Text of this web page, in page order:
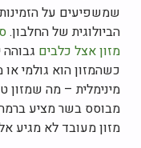
שמשפיעים על הזמינות
הביולוגית של החלבון.
מזון אצל כלבים גבוהה
כשהמזון הוא גולמי
מינימלית – מה שמזון
מבוסס בשר מציע
מזון מעובד לא מגיע